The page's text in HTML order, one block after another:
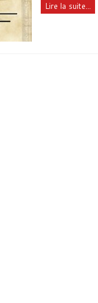
Lire la suite...